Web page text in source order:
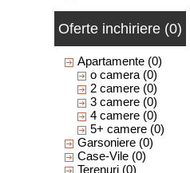
Oferte inchiriere (0)
Apartamente(0)
o camera(0)
2 camere(0)
3 camere(0)
4 camere(0)
5+ camere(0)
Garsoniere(0)
Case-Vile(0)
Terenuri(0)